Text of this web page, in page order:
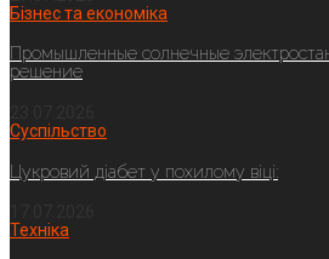
Бізнес та економіка
Промышленные солнечные
решение
Суспільство
Цукровий діабет у похилому віці:
Техніка